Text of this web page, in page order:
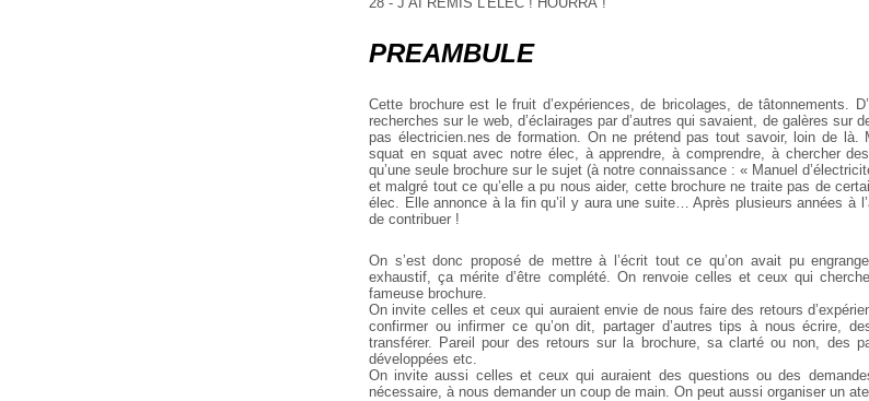
PREAMBULE
Cette brochure est le fruit d’expériences, de bricolages, de tâtonnements.
recherches sur le web, d’éclairages par d’autres qui savaient, de galères sur
pas électricien.nes de formation. On ne prétend pas tout savoir, loin de là.
squat en squat avec notre élec, à apprendre, à comprendre, à chercher
qu’une seule brochure sur le sujet (à notre connaissance : « Manuel
et malgré tout ce qu’elle a pu nous aider, cette brochure ne traite pas de
élec. Elle annonce à la fin qu’il y aura une suite… Après plusieurs années à
de contribuer !
On s’est donc proposé de mettre à l’écrit tout ce qu’on avait pu
exhaustif, ça mérite d’être complété. On renvoie celles et ceux qui
fameuse brochure.
On invite celles et ceux qui auraient envie de nous faire des retours
confirmer ou infirmer ce qu’on dit, partager d’autres tips à nous écrire,
transférer. Pareil pour des retours sur la brochure, sa clarté ou non, des
développées etc.
On invite aussi celles et ceux qui auraient des questions ou des
nécessaire, à nous demander un coup de main. On peut aussi organiser un